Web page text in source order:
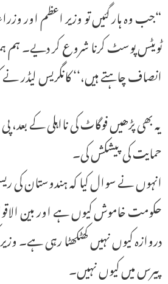
“جب وہ ہار گئیں تو وزیر اعظم اور
ٹویٹس پوسٹ کرنا شروع کر دیے۔ ہم
انصاف چاہتے ہیں،‘‘ کانگریس لیڈر
یہ بھی پڑھیں فوگاٹ کی نااہلی کے بعد،
حمایت کی پیشکش کی۔
انہوں نے سوال کیا کہ ہندوستان کی
حکومت خاموش کیوں ہے اور بین
دروازہ کیوں نہیں کھٹکھٹا رہی ہے۔
پیرس میں کیوں نہیں۔